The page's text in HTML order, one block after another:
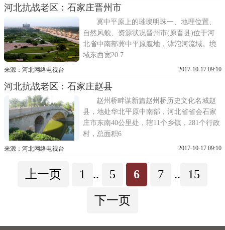
河北抗战老区：石家庄晋州市
冀中平原上的璀璨明珠一、地理位置、
自然风貌、资源状况晋州市(原晋县)位于河
北省中南部冀中平原腹地，滹沱河流域。境
域东西宽20 7
来源：河北网络电视台 2017-10-17 09:10
河北抗战老区：石家庄赵县
赵州桥畔谋新篇赵州桥历史文化名城赵
县，地处华北平原中南部，河北省省会石家
庄市东南40公里处，辖11个乡镇，281个行政
村，总面积6
来源：河北网络电视台 2017-10-17 09:10
上一页 1 .. 5 6 7 ..
15
下一页